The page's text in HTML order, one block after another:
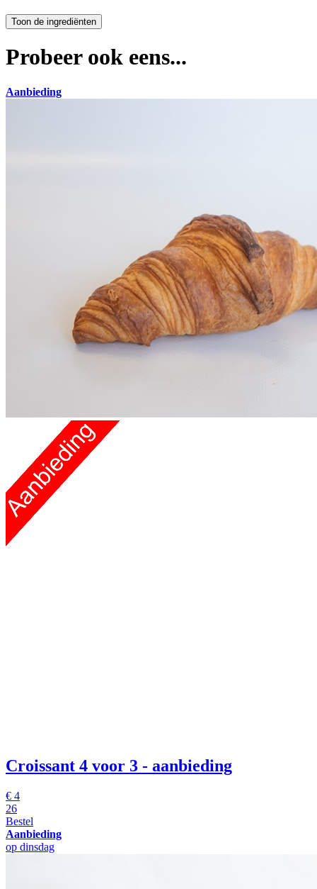
Probeer ook eens...
Aanbieding
Croissant 4 voor 3 - aanbieding
€ 4
26
Bestel
Aanbieding
op dinsdag